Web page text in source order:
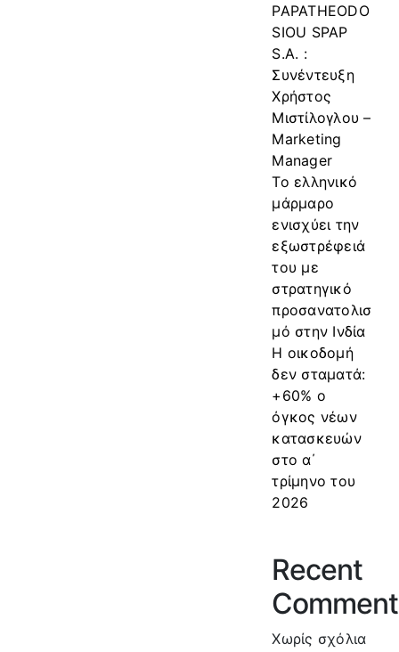
PAPATHEODO
SIOU SPAP
S.A. :
Συνέντευξη
Χρήστος
Μιστίλογλου –
Marketing
Manager
Το ελληνικό
μάρμαρο
ενισχύει την
εξωστρέφειά
του με
στρατηγικό
προσανατολισ
μό στην Ινδία
Η οικοδομή
δεν σταματά:
+60% ο
όγκος νέων
κατασκευών
στο α΄
τρίμηνο του
2026
Recent
Χωρίς σχόλια